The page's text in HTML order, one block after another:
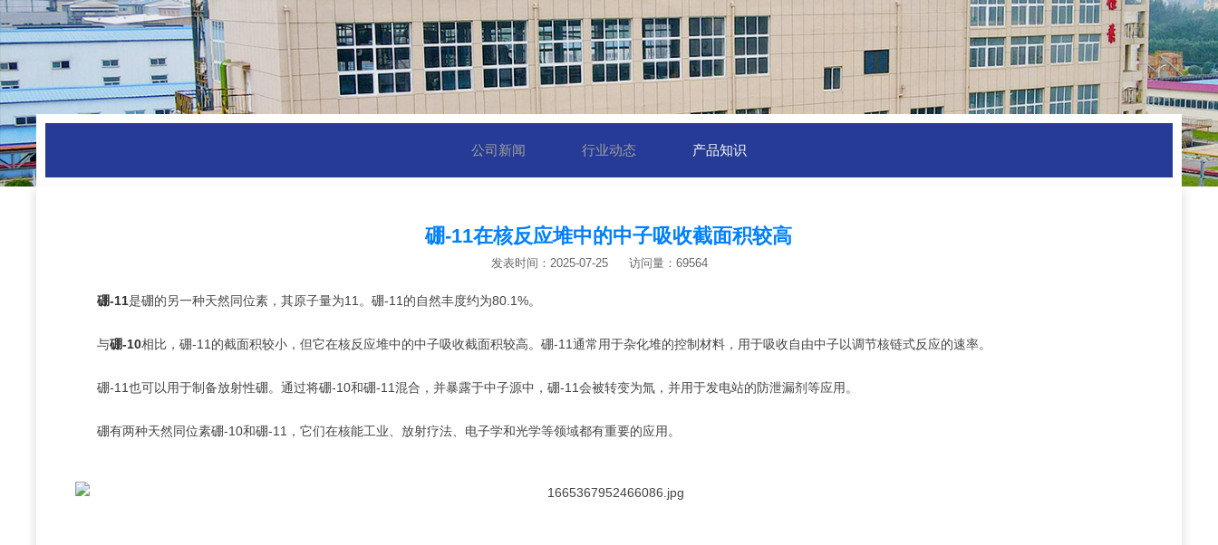
公司新闻 行业动态 产品知识
硼-11在核反应堆中的中子吸收截面积较高
发表时间：2025-07-25 访问量：69564
硼-11是硼的另一种天然同位素，其原子量为11。硼-11的自然丰度约为80.1%。
与硼-10相比，硼-11的截面积较小，但它在核反应堆中的中子吸收截面积较高。硼-11通常用于杂化堆的控制材料，用于吸收自由中子以调节核链式反应的速率。
硼-11也可以用于制备放射性硼。通过将硼-10和硼-11混合，并暴露于中子源中，硼-11会被转变为氚，并用于发电站的防泄漏剂等应用。
硼有两种天然同位素硼-10和硼-11，它们在核能工业、放射疗法、电子学和光学等领域都有重要的应用。